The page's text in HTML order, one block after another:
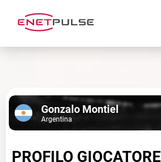
Gonzalo Montiel
Argentina
PROFILO GIOCATORE